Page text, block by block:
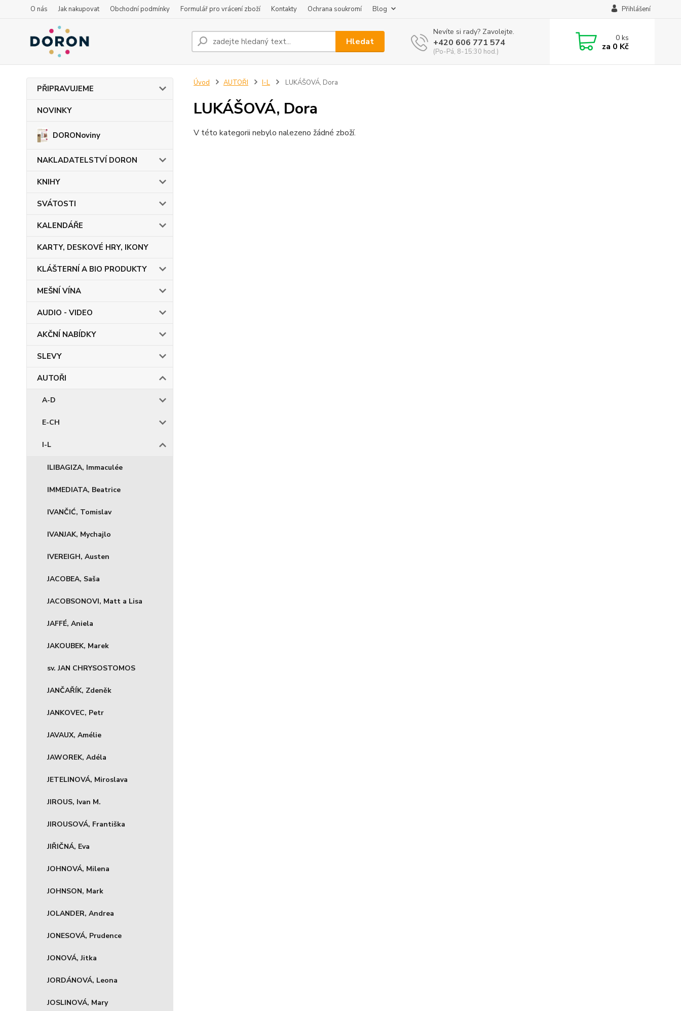
O nás Jak nakupovat Obchodní podmínky Formulář pro vrácení zboží Kontakty Ochrana soukromí Blog Přihlášení
Hledat
Nevíte si rady? Zavolejte.
+420 606 771 574
(Po-Pá, 8-15:30 hod.)
0ks
za 0 Kč
PŘIPRAVUJEME
NOVINKY
DORONoviny
NAKLADATELSTVÍ DORON
KNIHY
SVÁTOSTI
KALENDÁŘE
KARTY, DESKOVÉ HRY, IKONY
KLÁŠTERNÍ A BIO PRODUKTY
MEŠNÍ VÍNA
AUDIO - VIDEO
AKČNÍ NABÍDKY
SLEVY
AUTOŘI
A-D
E-CH
I-L
ILIBAGIZA, Immaculée
IMMEDIATA, Beatrice
IVANČIĆ, Tomislav
IVANJAK, Mychajlo
IVEREIGH, Austen
JACOBEA, Saša
JACOBSONOVI, Matt a Lisa
JAFFÉ, Aniela
JAKOUBEK, Marek
sv. JAN CHRYSOSTOMOS
JANČAŘÍK, Zdeněk
JANKOVEC, Petr
JAVAUX, Amélie
JAWOREK, Adéla
JETELINOVÁ, Miroslava
JIROUS, Ivan M.
JIROUSOVÁ, Františka
JIŘIČNÁ, Eva
JOHNOVÁ, Milena
JOHNSON, Mark
JOLANDER, Andrea
JONESOVÁ, Prudence
JONOVÁ, Jitka
JORDÁNOVÁ, Leona
JOSLINOVÁ, Mary
Úvod AUTOŘI I-L LUKÁŠOVÁ, Dora
LUKÁŠOVÁ, Dora
V této kategorii nebylo nalezeno žádné zboží.